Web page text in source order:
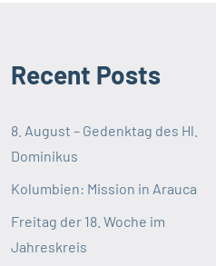
Recent Posts
8. August – Gedenktag des Hl.
Dominikus
Kolumbien: Mission in Arauca
Freitag der 18. Woche im
Jahreskreis